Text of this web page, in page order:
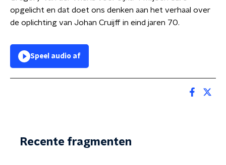
opgelicht en dat doet ons denken aan het verhaal over
de oplichting van Johan Cruijff in eind jaren 70.
Speel audio af
Recente fragmenten